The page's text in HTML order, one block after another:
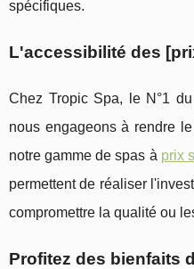
spécifiques.
L'accessibilité des
Chez Tropic Spa, le N°1
nous engageons à rendre
notre gamme de spas à prix
permettent de réaliser
compromettre la qualité ou
Profitez des bienfaits